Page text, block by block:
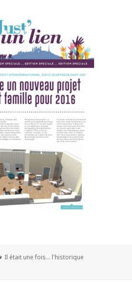
Il était une fois... l'historique